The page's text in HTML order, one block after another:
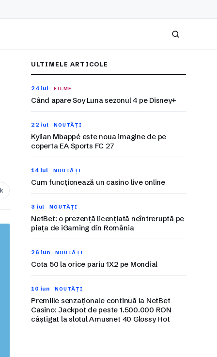
Caută
ULTIMELE ARTICOLE
24 iul FILME
Când apare Soy Luna sezonul 4 pe Disney+
22 iul NOUTĂȚI
Kylian Mbappé este noua imagine de pe
coperta EA Sports FC 27
14 iul NOUTĂȚI
Cum funcționează un casino live online
3 iul NOUTĂȚI
NetBet: o prezență licențiată neîntreruptă pe
piața de iGaming din România
26 iun NOUTĂȚI
Cota 50 la orice pariu 1X2 pe Mondial
10 iun NOUTĂȚI
Premiile senzaționale continuă la NetBet
Casino: Jackpot de peste 1.500.000 RON
câștigat la slotul Amusnet 40 Glossy Hot